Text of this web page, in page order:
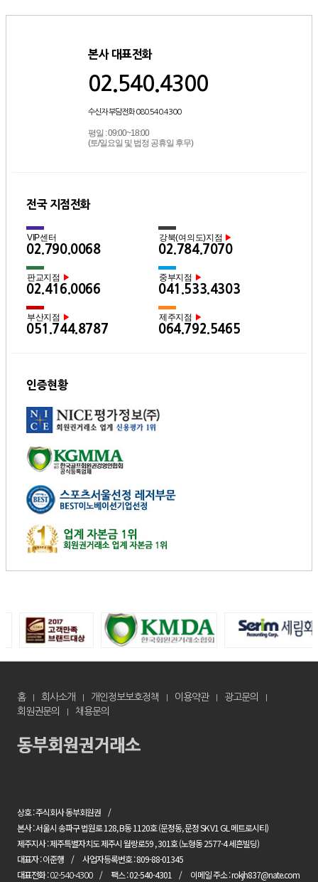
본사 대표전화
02.540.4300
수신자 부담전화 080.540.4300
평일 : 09:00~18:00
(토/일요일 및 법정 공휴일 후무)
전국 지점전화
VIP센터
02.790.0068
강북(여의도)지점 ▶
02.784.7070
판교지점 ▶
02.416.0066
중부지점 ▶
041.533.4303
부산지점 ▶
051.744.8787
제주지점 ▶
064.792.5465
인증현황
홈 회사소개 개인정보보호정책 이용약관
광고문의
회원권문의
채용문의
상호 : 주식회사 동부회원권
본사 : 서울시 송파구 법원로 128, B동 1120호 (문정동, 문정 SK V1 GL 메트로시티)
제주지사 : 제주특별자치도 제주시 월랑로59 , 301호 (노형동 2577-4 세흔빌딩)
대표자 : 이준행
사업자등록번호 : 809-88-01345
대표전화 :02-540-4300 팩스 : 02-540-4301 이메일 주소 : rokjh837@nate.com